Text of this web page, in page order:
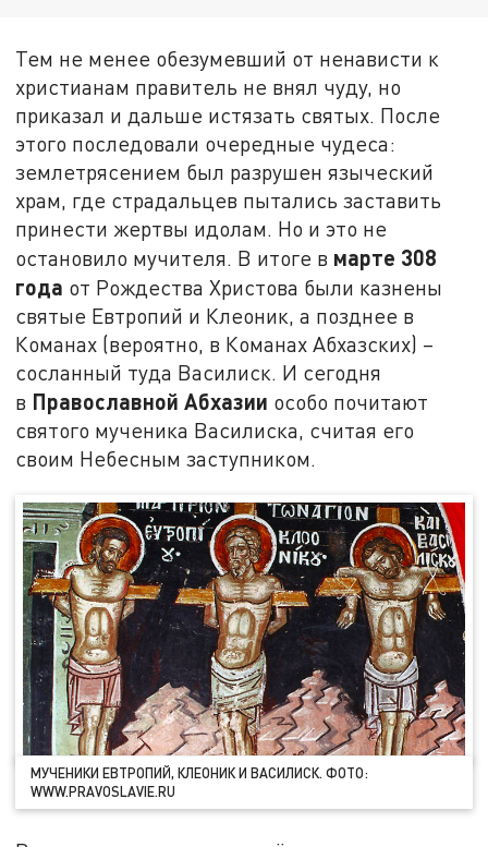
Тем не менее обезумевший от ненависти к
христианам правитель не внял чуду, но
приказал и дальше истязать святых. После
этого последовали очередные чудеса:
землетрясением был разрушен языческий
храм, где страдальцев пытались заставить
принести жертвы идолам. Но и это не
остановило мучителя. В итоге в марте 308
года от Рождества Христова были казнены
святые Евтропий и Клеоник, а позднее в
Команах (вероятно, в Команах Абхазских) –
сосланный туда Василиск. И сегодня
в Православной Абхазии особо почитают
святого мученика Василиска, считая его
своим Небесным заступником.
МУЧЕНИКИ ЕВТРОПИЙ, КЛЕОНИК И ВАСИЛИСК. ФОТО:
WWW.PRAVOSLAVIE.RU